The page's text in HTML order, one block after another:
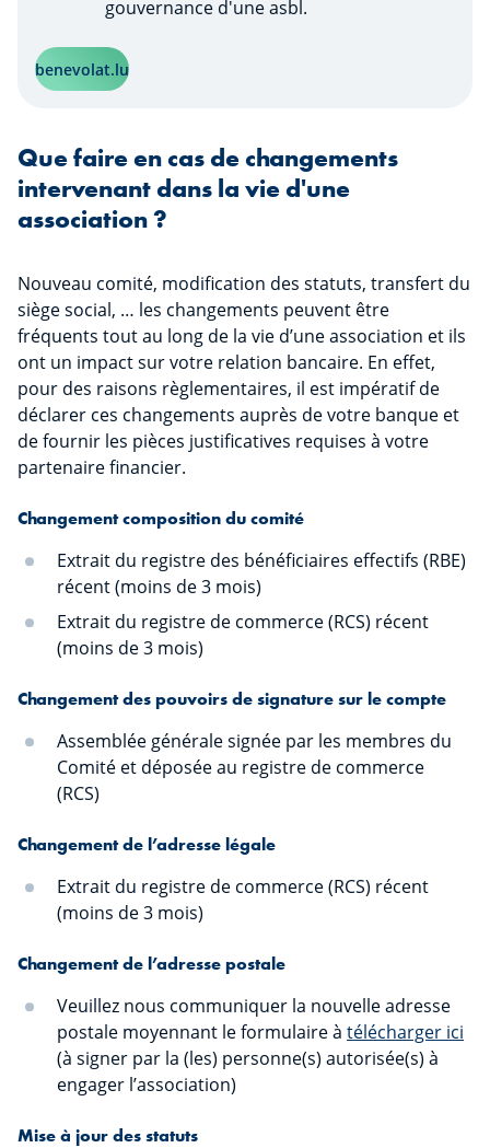
gouvernance d'une asbl.
benevolat.lu
Que faire en cas de changements
intervenant dans la vie d'une
association ?
Nouveau comité, modification des statuts, transfert du
siège social, … les changements peuvent être
fréquents tout au long de la vie d’une association et ils
ont un impact sur votre relation bancaire. En effet,
pour des raisons règlementaires, il est impératif de
déclarer ces changements auprès de votre banque et
de fournir les pièces justificatives requises à votre
partenaire financier.
Changement composition du comité
Extrait du registre des bénéficiaires effectifs (RBE)
récent (moins de 3 mois)
Extrait du registre de commerce (RCS) récent
(moins de 3 mois)
Changement des pouvoirs de signature sur le compte
Assemblée générale signée par les membres du
Comité et déposée au registre de commerce
(RCS)
Changement de l’adresse légale
Extrait du registre de commerce (RCS) récent
(moins de 3 mois)
Changement de l’adresse postale
Veuillez nous communiquer la nouvelle adresse
postale moyennant le formulaire à télécharger ici
(à signer par la (les) personne(s) autorisée(s) à
engager l’association)
Mise à jour des statuts